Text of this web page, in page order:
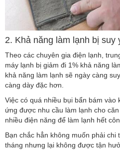
2. Khả năng làm lạnh bị suy
Theo các chuyên gia điện lạnh,
máy lạnh bị giảm đi 1% khả năng
khả năng làm lạnh sẽ ngày càng
càng dày đặc hơn.
Việc có quá nhiều bụi bẩn bám vào
ứng được nhu cầu làm lạnh cho
nhiều điện năng để làm lạnh hết
Bạn chắc hẳn không muốn phải chi
tháng nhưng lại không được tận